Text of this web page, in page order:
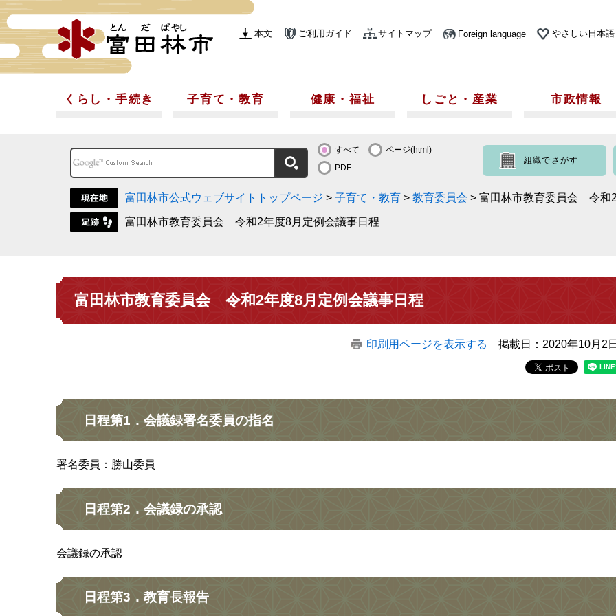
本文 ご利用ガイド サイトマップ Foreign language やさしい日本語
くらし・手続き 子育て・教育 健康・福祉 しごと・産業 市政情報
すべて
ページ(html)
PDF
組織でさがす
富田林市公式ウェブサイトトップページ > 子育て・教育 > 教育委員会 > 富田林市教育委員会 令和
富田林市教育委員会 令和2年度8月定例会議事日程
富田林市教育委員会 令和2年度8月定例会議事日程
印刷用ページを表示する 掲載日：2020年10月2
日程第1．会議録署名委員の指名
署名委員：勝山委員
日程第2．会議録の承認
会議録の承認
日程第3．教育長報告